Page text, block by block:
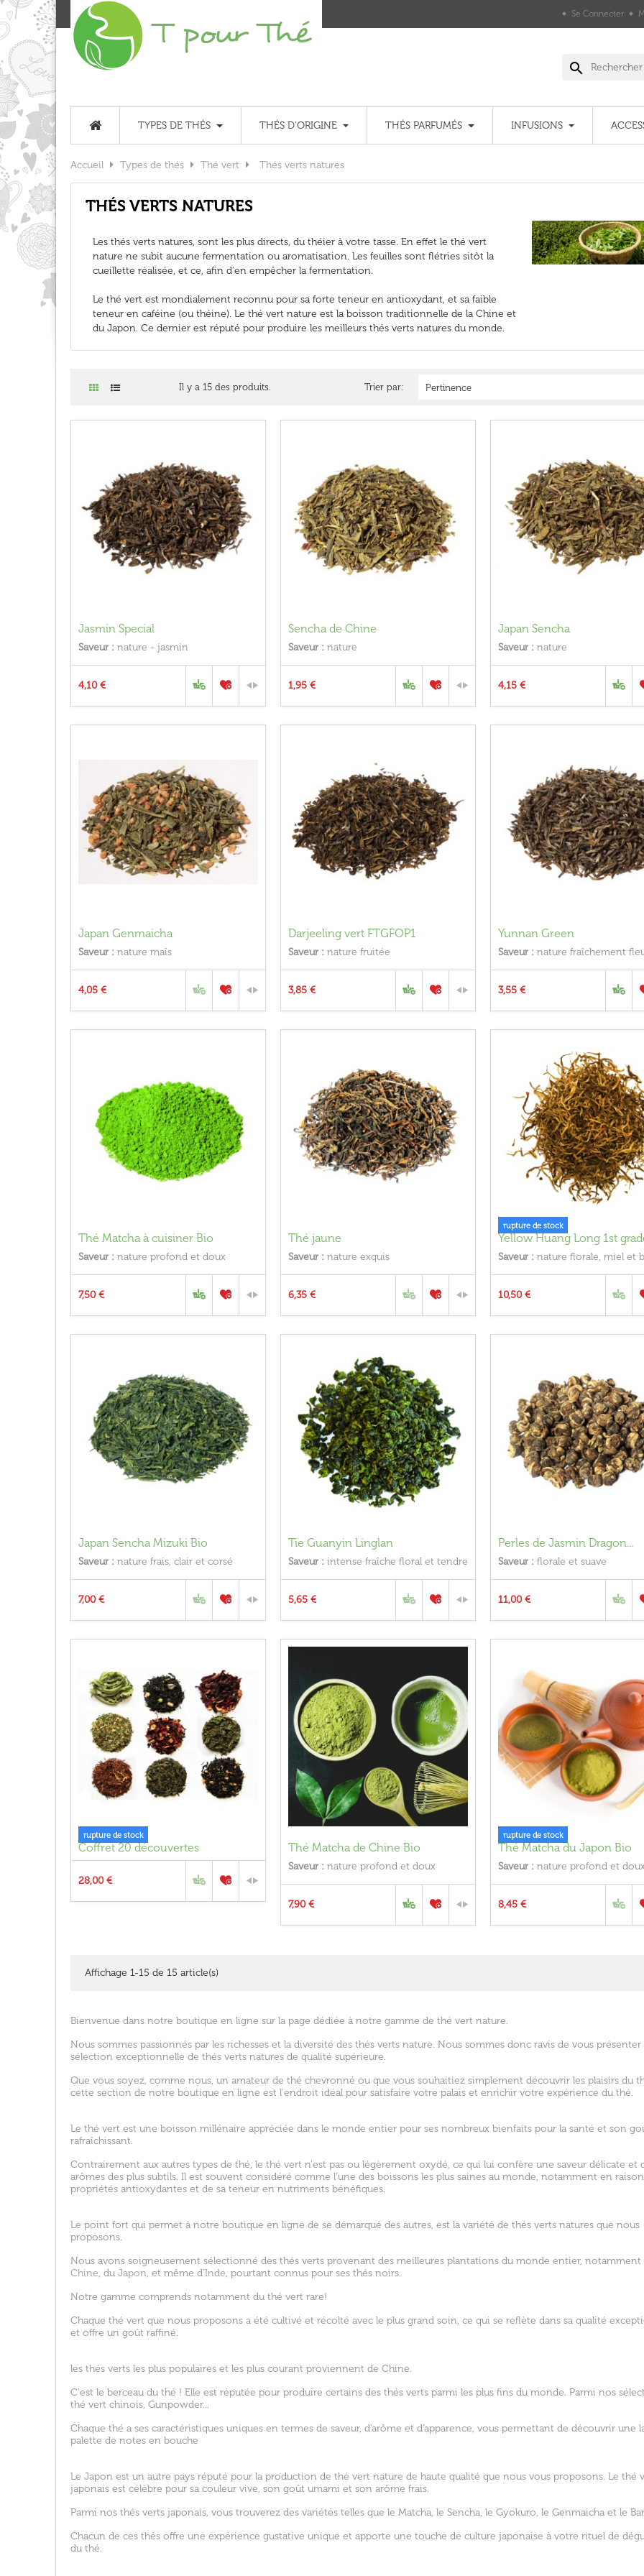
Se Connecter
search
TYPES DE THÉS THÉS D'ORIGINE THÉS PARFUMÉS INFUSIONS
Accueil Types de thés Thé vert Thés verts natures
THÉS VERTS NATURES
Les thés verts natures, sont les plus directs, du théier à votre tasse. En effet le thé vert
nature ne subit aucune fermentation ou aromatisation. Les feuilles sont flétries sitôt la
cueillette réalisée, et ce, afin d'en empêcher la fermentation.
Le thé vert est mondialement reconnu pour sa forte teneur en antioxydant, et sa faible
teneur en caféine (ou théine). Le thé vert nature est la boisson traditionnelle de la Chine et
du Japon. Ce dernier est réputé pour produire les meilleurs thés verts natures du monde.
Il y a 15 des produits. Trier par: Pertinence
Jasmin Special
Saveur : nature - jasmin
4,10 €
Sencha de Chine
Saveur : nature
1,95 €
Japan Sencha
Saveur : nature
4,15 €
Japan Genmaicha
Saveur : nature maïs
4,05 €
Darjeeling vert FTGFOP1
Saveur : nature fruitée
3,85 €
Yunnan Green
Saveur : nature fraîchement
3,55 €
Thé Matcha à cuisiner Bio
Saveur : nature profond et doux
7,50 €
Thé jaune
Saveur : nature exquis
6,35 €
rupture de stock
Yellow Huang Long 1st
Saveur : nature florale, miel et
10,50 €
Japan Sencha Mizuki Bio
Saveur : nature frais, clair et corsé
7,00 €
Tie Guanyin Linglan
Saveur : intense fraîche floral et tendre
5,65 €
Perles de Jasmin Dragon...
Saveur : florale et suave
11,00 €
rupture de stock
Coffret 20 découvertes
28,00 €
Thé Matcha de Chine Bio
Saveur : nature profond et doux
7,90 €
rupture de stock
Thé Matcha du Japon Bio
Saveur : nature profond et
8,45 €
Affichage 1-15 de 15 article(s)
Bienvenue dans notre boutique en ligne sur la page dédiée à notre gamme de thé vert nature.
Nous sommes passionnés par les richesses et la diversité des thés verts nature. Nous sommes donc ravis de vous
sélection exceptionnelle de thés verts natures de qualité supérieure.
Que vous soyez, comme nous, un amateur de thé chevronné ou que vous souhaitiez simplement découvrir les plaisirs du
cette section de notre boutique en ligne est l'endroit idéal pour satisfaire votre palais et enrichir votre expérience du thé.
Le thé vert est une boisson millénaire appréciée dans le monde entier pour ses nombreux bienfaits pour la santé et son
rafraîchissant.
Contrairement aux autres types de thé, le thé vert n'est pas ou légèrement oxydé, ce qui lui confère une saveur délicate et
arômes des plus subtils. Il est souvent considéré comme l'une des boissons les plus saines au monde, notamment en
propriétés antioxydantes et de sa teneur en nutriments bénéfiques.
Le point fort qui permet à notre boutique en ligne de se démarqué des autres, est la variété de thés verts natures que nous
proposons.
Nous avons soigneusement sélectionné des thés verts provenant des meilleures plantations du monde entier, notamment
Chine, du Japon, et même d'Inde, pourtant connus pour ses thés noirs.
Notre gamme comprends notamment du thé vert rare!
Chaque thé vert que nous proposons a été cultivé et récolté avec le plus grand soin, ce qui se reflète dans sa qualité
et offre un goût raffiné.
les thés verts les plus populaires et les plus courant proviennent de Chine.
C'est le berceau du thé ! Elle est réputée pour produire certains des thés verts parmi les plus fins du monde. Parmi nos
thé vert chinois, Gunpowder...
Chaque thé a ses caractéristiques uniques en termes de saveur, d'arôme et d'apparence, vous permettant de découvrir une
palette de notes en bouche
Le Japon est un autre pays réputé pour la production de thé vert nature de haute qualité que nous vous proposons. Le thé
japonais est célèbre pour sa couleur vive, son goût umami et son arôme frais.
Parmi nos thés verts japonais, vous trouverez des variétés telles que le Matcha, le Sencha, le Gyokuro, le Genmaicha et le
Chacun de ces thés offre une expérience gustative unique et apporte une touche de culture japonaise à votre rituel de
du thé.